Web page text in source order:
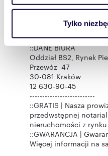
i reklam, aby oferować
korzystasz z naszej
Partnerzy mogą połączyć
otrzymanymi od Ciebie
korzystania z ich usług.
Tylko
::KONTAKT DO AGENTA
Paweł Kalarus
+48 500-673-615
pawel@sadurscy.pl
::DANE BIURA
Oddział BS2, Rynek
Przewóz 47
30-081 Kraków
12 630-90-45
--------------------------
::GRATIS | Nasza
przedwstępnej
nieruchomości z
::GWARANCJA |
Więcej informacji na